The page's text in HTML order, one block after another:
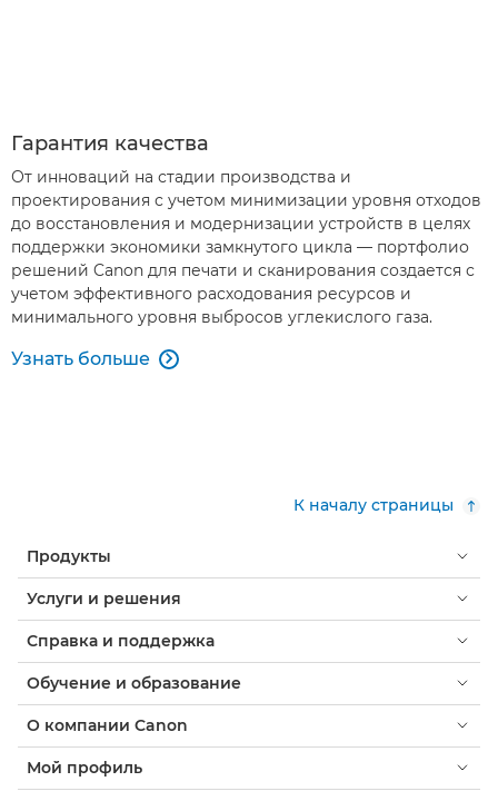
Гарантия качества
От инноваций на стадии производства и
проектирования с учетом минимизации уровня отходов
до восстановления и модернизации устройств в целях
поддержки экономики замкнутого цикла — портфолио
решений Canon для печати и сканирования создается с
учетом эффективного расходования ресурсов и
минимального уровня выбросов углекислого газа.
Узнать больше 
К началу страницы
Продукты
Услуги и решения
Справка и поддержка
Обучение и образование
О компании Canon
Мой профиль